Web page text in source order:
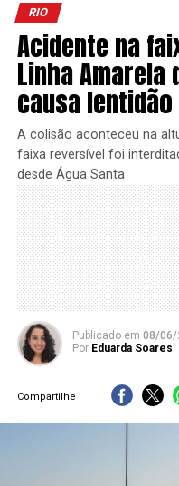
RIO
Acidente na
Linha
causa
A colisão aconteceu na
faixa reversível foi
desde Água Santa
Publicado em 08/06/
Por Eduarda Soares
Compartilhe